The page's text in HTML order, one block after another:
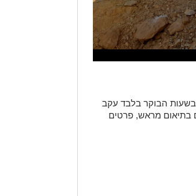
בימים שישי-שבת בשעות הבוקר בלבד עקב
בתיאום מראש, פרטים